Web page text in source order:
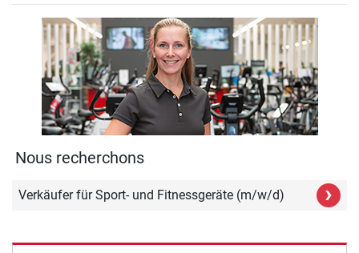
Nous recherchons
Verkäufer für Sport- und Fitnessgeräte (m/w/d) ›